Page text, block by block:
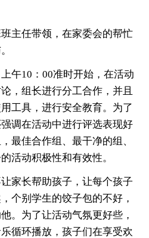
主任带领，在家委会的帮忙
午10：00准时开始，在活动
，组长进行分工合作，并且
工具，进行安全教育。为了
调在活动中进行评选表现好
最佳合作组、最干净的组、
活动积极性和有效性。
家长帮助孩子，让每个孩子
个别学生的饺子包的不好，
。为了让活动气氛更好些，
循环播放，孩子们在享受欢